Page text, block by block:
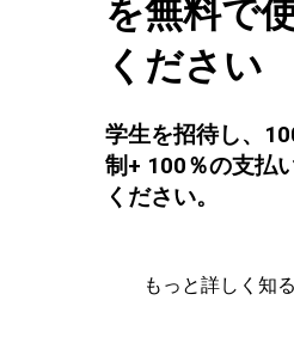
を無料で
ください
学生を招待し、
制+ 100％の支払
ください。
もっと詳しく知る